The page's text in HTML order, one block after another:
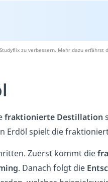
zu verbessern. Mehr dazu erfährst
fraktionierte Destillation
Erdöl spielt die
Zuerst kommt die
. Danach folgt die